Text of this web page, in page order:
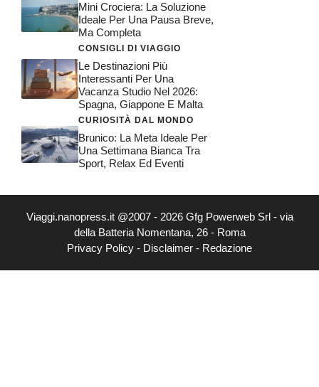
Mini Crociera: La Soluzione
Ideale Per Una Pausa Breve,
Ma Completa
CONSIGLI DI VIAGGIO
Le Destinazioni Più
Interessanti Per Una
Vacanza Studio Nel 2026:
Spagna, Giappone E Malta
CURIOSITÀ DAL MONDO
Brunico: La Meta Ideale Per
Una Settimana Bianca Tra
Sport, Relax Ed Eventi
Viaggi.nanopress.it @2007 - 2026 Gfg Powerweb Srl - via
della Batteria Nomentana, 26 - Roma
Privacy Policy - Disclaimer - Redazione